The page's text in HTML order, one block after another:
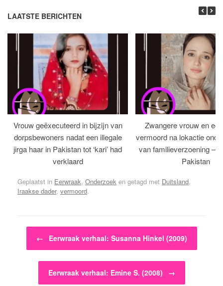
LAATSTE BERICHTEN
Vrouw geëxecuteerd in bijzijn van
dorpsbewoners nadat een illegale
jirga haar in Pakistan tot ‘kari’ had
verklaard
Zwangere vrouw en
vermoord na lokactie
van familieverzoening –
Pakistan
Geplaatst in Eerwraak, Onderzoek en getagd met Duitsland,
Iraakse dader, vermoord.
Bericht navigatie
← Eerwraak verhaal: Susanna Hinkel (2009)
Eerwraak verhaal: Emine S. (2008) →